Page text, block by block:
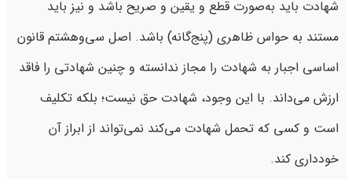
شهادت باید به‌صورت قطع و یقین و صریح باشد و نیز باید
مستند به حواس ظاهری (پنج‌گانه) باشد. اصل سی‌وهشتم قانون
اساسی اجبار به شهادت را مجاز ندانسته و چنین شهادتی را فاقد
ارزش می‌داند. با این ‌وجود، شهادت حق نیست؛ بلکه تکلیف
است و کسی که تحمل شهادت می‌کند نمی‌تواند از ابراز آن
خودداری کند.